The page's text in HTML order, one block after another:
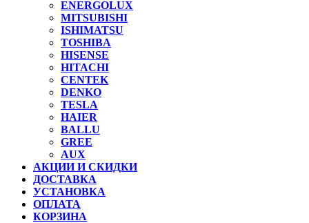
ENERGOLUX
MITSUBISHI
ISHIMATSU
TOSHIBA
HISENSE
HITACHI
CENTEK
DENKO
TESLA
HAIER
BALLU
GREE
AUX
АКЦИИ И СКИДКИ
ДОСТАВКА
УСТАНОВКА
ОПЛАТА
КОРЗИНА